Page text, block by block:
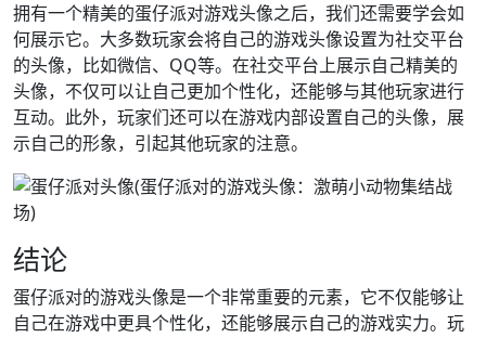
拥有一个精美的蛋仔派对游戏头像之后，我们还需要学会如
何展示它。大多数玩家会将自己的游戏头像设置为社交平台
的头像，比如微信、QQ等。在社交平台上展示自己精美的
头像，不仅可以让自己更加个性化，还能够与其他玩家进行
互动。此外，玩家们还可以在游戏内部设置自己的头像，展
示自己的形象，引起其他玩家的注意。
结论
蛋仔派对的游戏头像是一个非常重要的元素，它不仅能够让
自己在游戏中更具个性化，还能够展示自己的游戏实力。玩